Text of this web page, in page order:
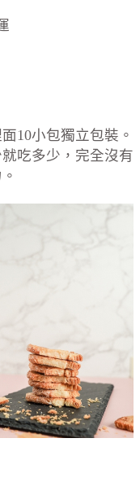
10小包獨立包裝。
吃多少，完全沒有